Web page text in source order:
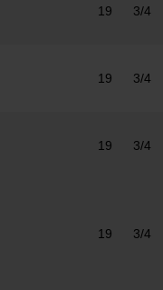
19 3/4
19 3/4
19 3/4
19 3/4